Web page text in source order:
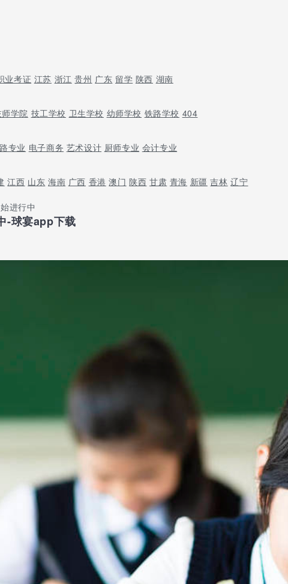
业考证 江苏 浙江 贵州 广东 留学 陕西 湖南
学院 技工学校 卫生学校 幼师学校 铁路学校 404
专业 电子商务 艺术设计 厨师专业 会计专业
江西 山东 海南 广西 香港 澳门 陕西 甘肃 青海 新疆 吉林 辽宁
进行中
-球宴app下载